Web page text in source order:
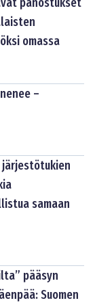
omassa
–
järjestötukien
samaan
pääsyn
Suomen